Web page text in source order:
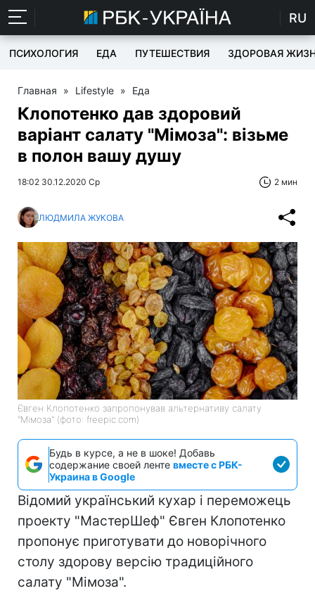
RU
ПСИХОЛОГИЯ ЕДА ПУТЕШЕСТВИЯ ЗДОРОВАЯ
Главная » Lifestyle » Еда
Клопотенко дав здоровий
варіант салату "Мімоза": візьме
в полон вашу душу
18:02 30.12.2020 Ср 2 мин
ЛЮДМИЛА ЖУКОВА
Євген Клопотенко запропонував альтернативу салату
"Мімоза" (фото: freepic.com)
Будь в курсе, а не в шоке! Добавь
содержание своей ленте вместе с РБК-
Украина в Google
Відомий український кухар і переможець
проекту "МастерШеф" Євген Клопотенко
пропонує приготувати до новорічного
столу здорову версію традиційного
салату "Мімоза".